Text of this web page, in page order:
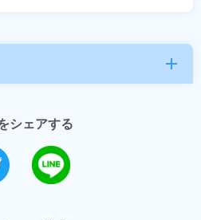
add
シェアする